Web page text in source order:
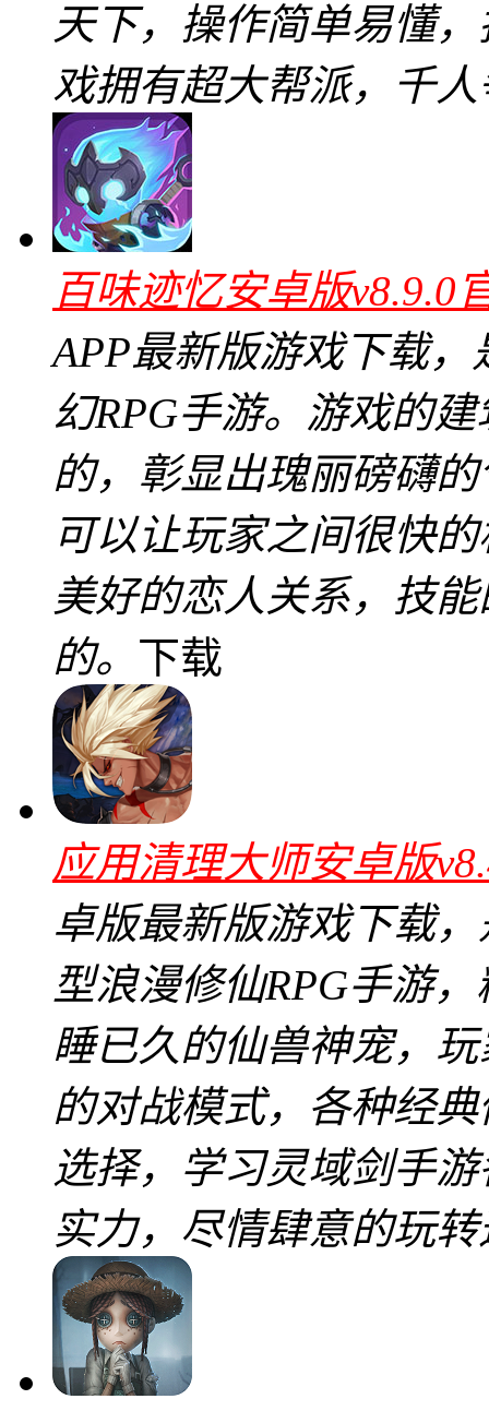
天下，操作简单易懂
戏拥有超大帮派，千
百味迹忆安卓版v8.9.0
APP最新版游戏下载
幻RPG手游。游戏的
的，彰显出瑰丽磅礴
可以让玩家之间很快
美好的恋人关系，技
的。 下载
应用清理大师安卓版
卓版最新版游戏下载
型浪漫修仙RPG手游
睡已久的仙兽神宠，
的对战模式，各种经
选择，学习灵域剑手
实力，尽情肆意的玩